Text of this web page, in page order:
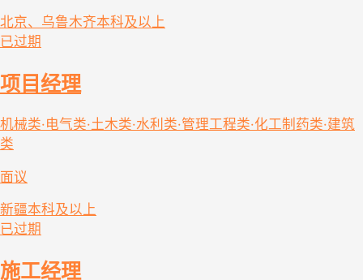
北京、乌鲁木齐本科及以上
已过期
项目经理
机械类·电气类·土木类·水利类·管理工程类·化工制药类·建筑
类
面议
新疆本科及以上
已过期
施工经理